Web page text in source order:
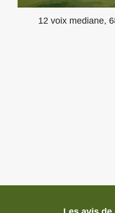
12 voix mediane,